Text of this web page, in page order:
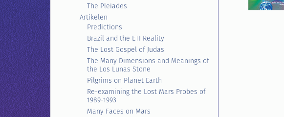
The Pleiades
Artikelen
Predictions
Brazil and the ETI Reality
The Lost Gospel of Judas
The Many Dimensions and Meanings of
the Los Lunas Stone
Pilgrims on Planet Earth
Re-examining the Lost Mars Probes of
1989-1993
Many Faces on Mars